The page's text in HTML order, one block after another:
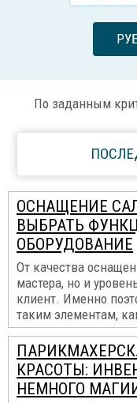
По заданным
ОСНАЩЕНИЕ
ВЫБРАТЬ
ОБОРУДОВАНИЕ
От качества
мастера, но и
клиент. Именно
таким элементам,
КРАСОТЫ:
НЕМНОГО